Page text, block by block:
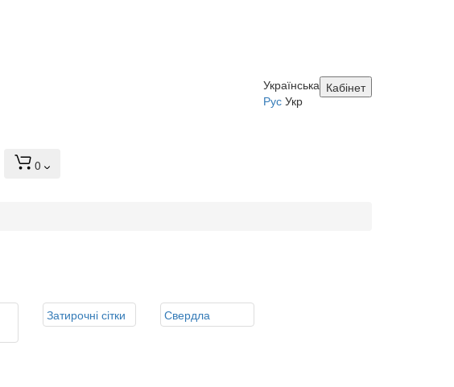
Кабінет
Українська
Рус Укр
0
Затирочні сітки Свердла